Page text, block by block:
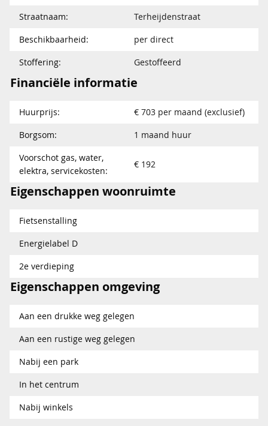
Straatnaam:
Terheijdenstraat
Beschikbaarheid:
per direct
Stoffering:
Gestoffeerd
Financiële informatie
Huurprijs:
€ 703 per maand (exclusief)
Borgsom:
1 maand huur
Voorschot gas, water,
elektra, servicekosten:
€ 192
Eigenschappen woonruimte
Fietsenstalling
Energielabel D
2e verdieping
Eigenschappen omgeving
Aan een drukke weg gelegen
Aan een rustige weg gelegen
Nabij een park
In het centrum
Nabij winkels